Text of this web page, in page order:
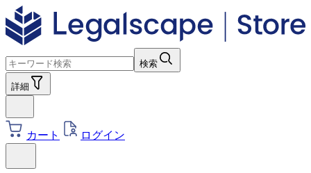
検索
詳細
カート ログイン